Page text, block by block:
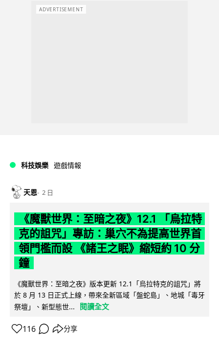
ADVERTISEMENT
科技娛樂 遊戲情報
天恩 2 日
《魔獸世界：至暗之夜》12.1 「烏拉特
克的詛咒」專訪：巢穴不為提高世界首
領門檻而設 《諸王之眠》縮短約 10 分
鐘
《魔獸世界：至暗之夜》版本更新 12.1「烏拉特克的詛咒」將
於 8 月 13 日正式上線，帶來全新區域「盤蛇島」、地城「毒牙
祭壇」、新型態世...
閱讀全文
116 分享